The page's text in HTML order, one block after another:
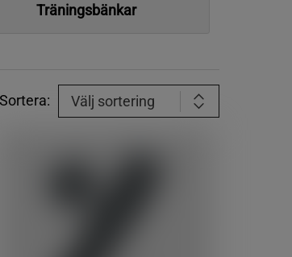
Träningsbänkar
Sortera: Välj sortering